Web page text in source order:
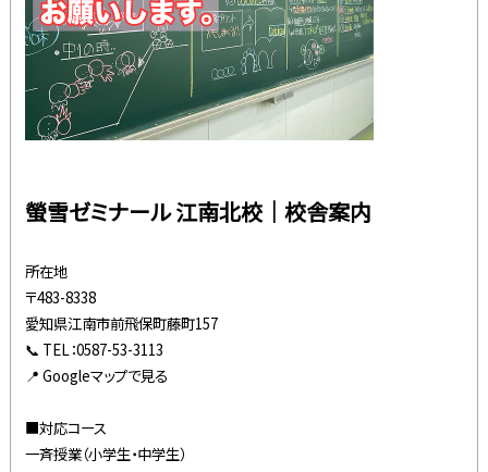
螢雪ゼミナール 江南北校｜校舎案内
所在地
〒483-8338
愛知県江南市前飛保町藤町157
📞 TEL：0587-53-3113
📍 Googleマップで見る
■対応コース
一斉授業（小学生・中学生）